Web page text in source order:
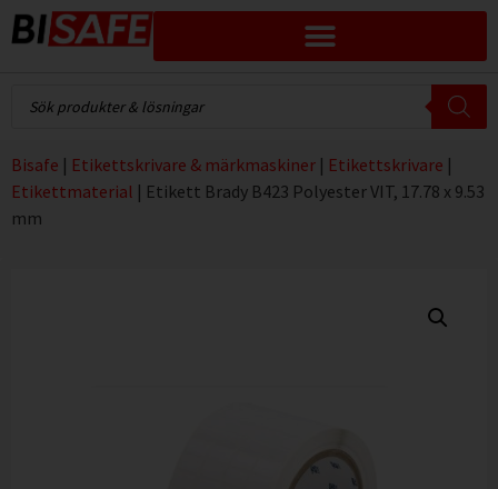
Bisafe | Etikettskrivare & märkmaskiner | Etikettskrivare |
Etikettmaterial | Etikett Brady B423 Polyester VIT, 17.78 x 9.53
mm